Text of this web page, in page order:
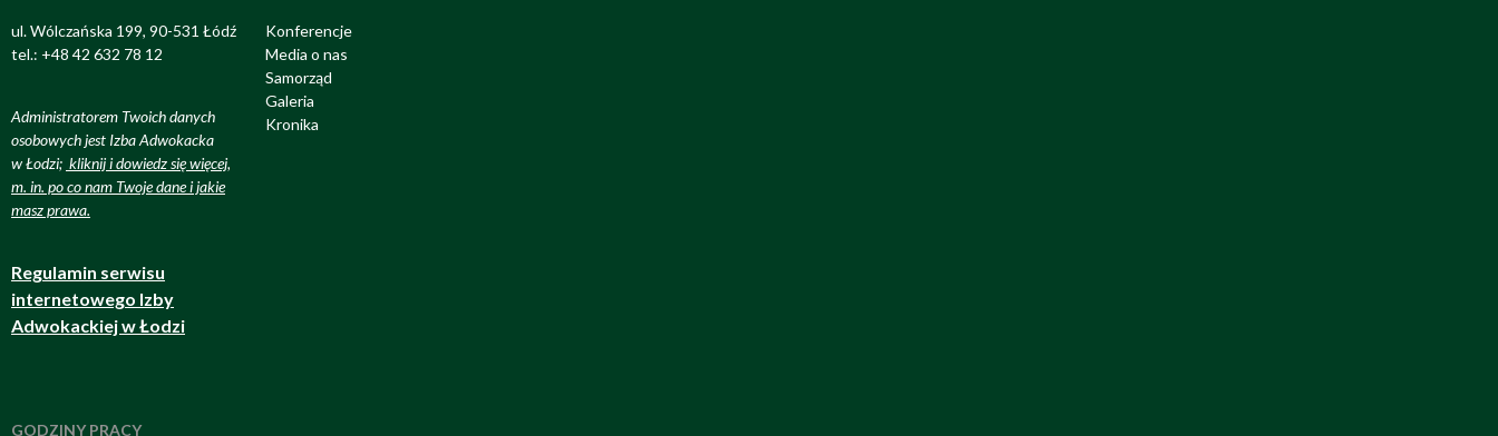
ul. Wólczańska 199, 90-531 Łódź
tel.: +48 42 632 78 12
Administratorem Twoich danych
osobowych jest Izba Adwokacka
w Łodzi; kliknij i dowiedz się więcej,
m. in. po co nam Twoje dane i jakie
masz prawa.
Regulamin serwisu
internetowego Izby
Adwokackiej w Łodzi
GODZINY PRACY
Konferencje
Media o nas
Samorząd
Galeria
Kronika